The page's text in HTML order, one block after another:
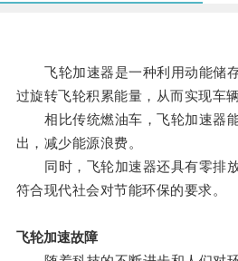
飞轮加速器是一种利用动能储存
过旋转飞轮积累能量，从而实现车
相比传统燃油车，飞轮加速器能
出，减少能源浪费。
同时，飞轮加速器还具有零排放
符合现代社会对节能环保的要求。
飞轮加速故障